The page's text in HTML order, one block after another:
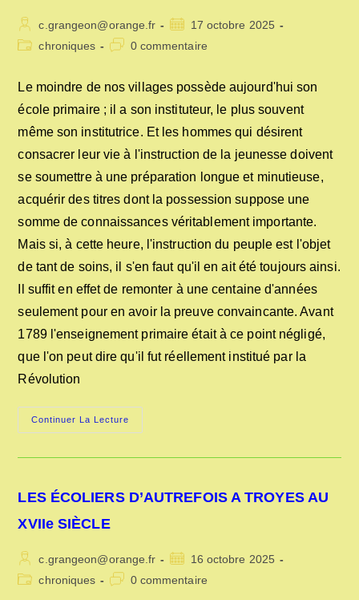
Auteur/autrice
de
c.grangeon@orange.fr
Publication
publiée :
17 octobre 2025
Postchroniques
Commentaires
publication :
0 commentaire
Le moindre de nos villages possède aujourd'hui son
école primaire ; il a son instituteur, le plus souvent
même son institutrice. Et les hommes qui désirent
consacrer leur vie à l'instruction de la jeunesse doivent
se soumettre à une préparation longue et minutieuse,
acquérir des titres dont la possession suppose une
somme de connaissances véritablement importante.
Mais si, à cette heure, l'instruction du peuple est l'objet
de tant de soins, il s'en faut qu'il en ait été toujours ainsi.
Il suffit en effet de remonter à une centaine d'années
seulement pour en avoir la preuve convaincante. Avant
1789 l'enseignement primaire était à ce point négligé,
que l'on peut dire qu'il fut réellement institué par la
Révolution
Continuer La Lecture
MAITRE
LES ÉCOLIERS D’AUTREFOIS A TROYES AU
XVIIe SIÈCLE
Auteur/autrice
de
c.grangeon@orange.fr
Publication
publiée :
16 octobre 2025
Postchroniques
Commentaires
0 commentaire